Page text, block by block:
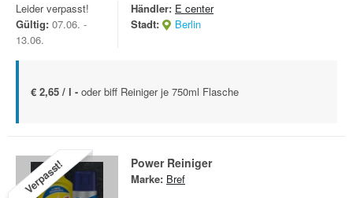
Leider verpasst!
Gültig: 07.06. -
13.06.
Händler: E center
Stadt:
Berlin
€ 2,65 / l - oder biff Reiniger je 750ml Flasche
Verpasst! Power Reiniger
Marke: Bref